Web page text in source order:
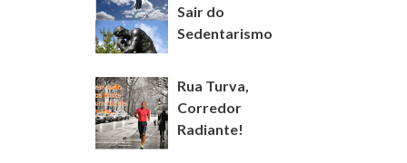
Sair do
Sedentarismo
Rua Turva,
Corredor
Radiante!